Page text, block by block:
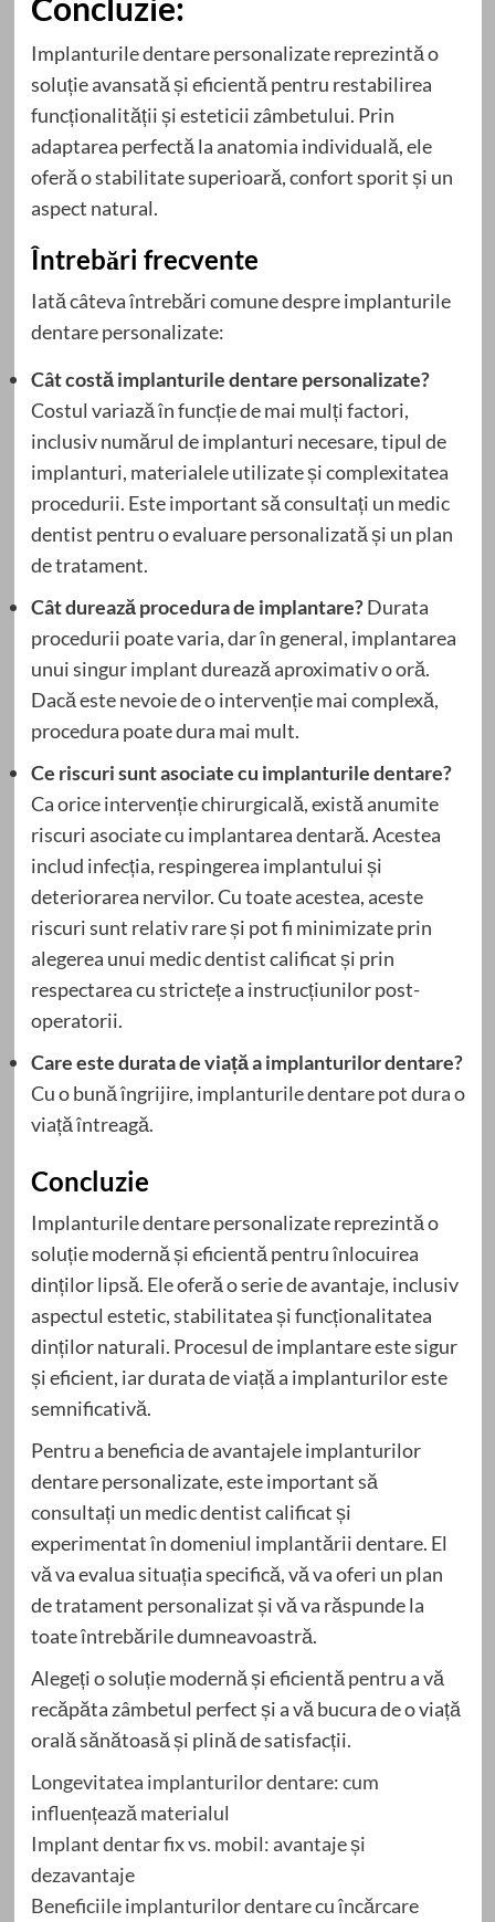
Implanturile dentare personalizate reprezintă o
soluție avansată și eficientă pentru restabilirea
funcționalității și esteticii zâmbetului. Prin
adaptarea perfectă la anatomia individuală, ele
oferă o stabilitate superioară, confort sporit și un
aspect natural.
Întrebări frecvente
Iată câteva întrebări comune despre implanturile
dentare personalizate:
Cât costă implanturile dentare personalizate?
Costul variază în funcție de mai mulți factori,
inclusiv numărul de implanturi necesare, tipul de
implanturi, materialele utilizate și complexitatea
procedurii. Este important să consultați un medic
dentist pentru o evaluare personalizată și un plan
de tratament.
Cât durează procedura de implantare?Durata
procedurii poate varia, dar în general, implantarea
unui singur implant durează aproximativ o oră.
Dacă este nevoie de o intervenție mai complexă,
procedura poate dura mai mult.
Ce riscuri sunt asociate cu implanturile dentare?
Ca orice intervenție chirurgicală, există anumite
riscuri asociate cu implantarea dentară. Acestea
includ infecția, respingerea implantului și
deteriorarea nervilor. Cu toate acestea, aceste
riscuri sunt relativ rare și pot fi minimizate prin
alegerea unui medic dentist calificat și prin
respectarea cu strictețe a instrucțiunilor post-
operatorii.
Care este durata de viață a implanturilor dentare?
Cu o bună îngrijire, implanturile dentare pot dura o
viață întreagă.
Concluzie
Implanturile dentare personalizate reprezintă o
soluție modernă și eficientă pentru înlocuirea
dinților lipsă. Ele oferă o serie de avantaje, inclusiv
aspectul estetic, stabilitatea și funcționalitatea
dinților naturali. Procesul de implantare este sigur
și eficient, iar durata de viață a implanturilor este
semnificativă.
Pentru a beneficia de avantajele implanturilor
dentare personalizate, este important să
consultați un medic dentist calificat și
experimentat în domeniul implantării dentare. El
vă va evalua situația specifică, vă va oferi un plan
de tratament personalizat și vă va răspunde la
toate întrebările dumneavoastră.
Alegeți o soluție modernă și eficientă pentru a vă
recăpăta zâmbetul perfect și a vă bucura de o viață
orală sănătoasă și plină de satisfacții.
Longevitatea implanturilor dentare: cum
influențează materialul
Implant dentar fix vs. mobil: avantaje și
dezavantaje
Beneficiile implanturilor dentare cu încărcare